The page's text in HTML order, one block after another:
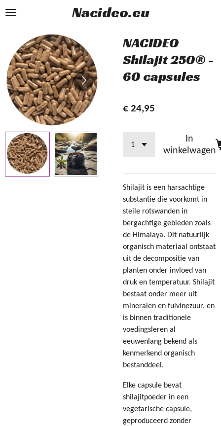
Ga
hoofdinhoud
Nacideo.eu
NACIDEO
Shilajit 250® -
60 capsules
€ 24,95
In
winkelwagen
Shilajit is een harsachtige
substantie die voorkomt in
steile rotswanden in
bergachtige gebieden zoals
de Himalaya. Dit natuurlijk
organisch materiaal ontstaat
uit de decompositie van
planten onder invloed van
druk en temperatuur. Shilajit
bestaat onder meer uit
mineralen en fulvinezuur, en
is binnen traditionele
voedingsleren al
eeuwenlang bekend als
kenmerkend organisch
bestanddeel.
Elke capsule bevat
shilajitpoeder in een
vegetarische capsule,
geproduceerd zonder